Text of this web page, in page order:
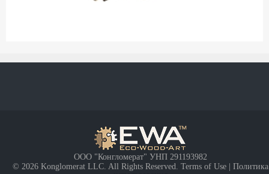
ООО "Конгломерат" УНП ‎291193982
© 2026 Konglomerat LLC. All Rights Reserved. Terms of Use
| Политика